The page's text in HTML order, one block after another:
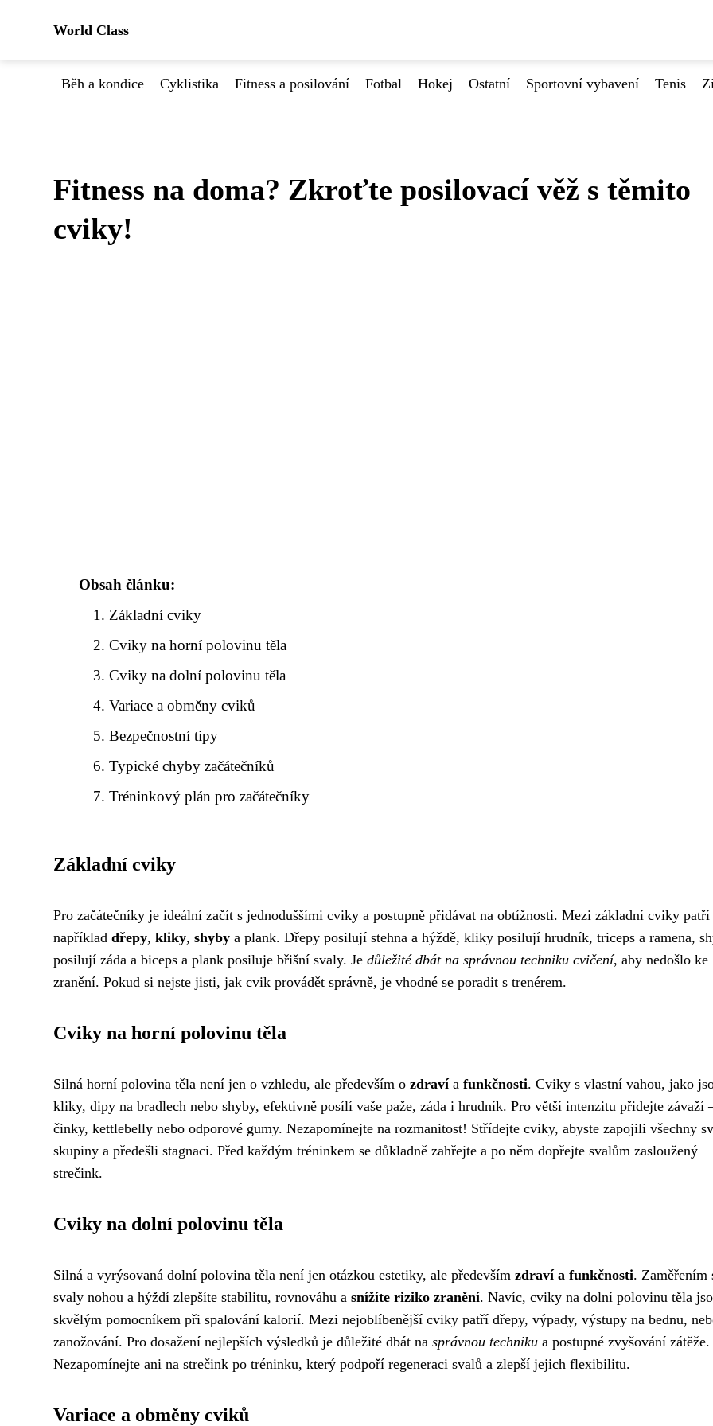
World Class
Běh a kondice Cyklistika Fitness a posilování Fotbal Hokej Ostatní Sportovní vybavení Tenis
Fitness na doma? Zkroťte posilovací věž s těmito
cviky!
Obsah článku:
Základní cviky
Cviky na horní polovinu těla
Cviky na dolní polovinu těla
Variace a obměny cviků
Bezpečnostní tipy
Typické chyby začátečníků
Tréninkový plán pro začátečníky
Základní cviky
Pro začátečníky je ideální začít s jednoduššími cviky a postupně přidávat na obtížnosti. Mezi základní cviky patří
například dřepy, kliky, shyby a plank. Dřepy posilují stehna a hýždě, kliky posilují hrudník, triceps a ramena,
posilují záda a biceps a plank posiluje břišní svaly. Je důležité dbát na správnou techniku cvičení, aby nedošlo ke
zranění. Pokud si nejste jisti, jak cvik provádět správně, je vhodné se poradit s trenérem.
Cviky na horní polovinu těla
Silná horní polovina těla není jen o vzhledu, ale především o zdravía funkčnosti. Cviky s vlastní vahou, jako
kliky, dipy na bradlech nebo shyby, efektivně posílí vaše paže, záda i hrudník. Pro větší intenzitu přidejte závaží
činky, kettlebelly nebo odporové gumy. Nezapomínejte na rozmanitost! Střídejte cviky, abyste zapojili všechny
skupiny a předešli stagnaci. Před každým tréninkem se důkladně zahřejte a po něm dopřejte svalům zasloužený
strečink.
Cviky na dolní polovinu těla
Silná a vyrýsovaná dolní polovina těla není jen otázkou estetiky, ale především zdraví a funkčnosti. Zaměřením
svaly nohou a hýždí zlepšíte stabilitu, rovnováhu a snížíte riziko zranění. Navíc, cviky na dolní polovinu těla
skvělým pomocníkem při spalování kalorií. Mezi nejoblíbenější cviky patří dřepy, výpady, výstupy na bednu,
zanožování. Pro dosažení nejlepších výsledků je důležité dbát na správnou techniku a postupné zvyšování zátěže.
Nezapomínejte ani na strečink po tréninku, který podpoří regeneraci svalů a zlepší jejich flexibilitu.
Variace a obměny cviků